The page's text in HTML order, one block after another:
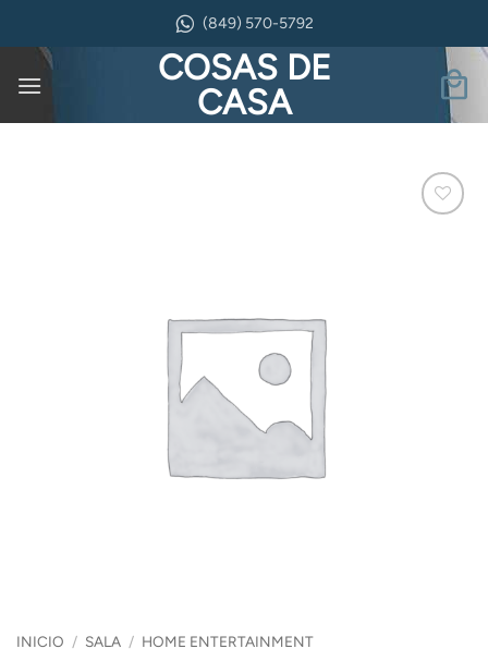
contenido
(849) 570-5792
COSAS DE
CASA
INICIO / SALA / HOME ENTERTAINMENT